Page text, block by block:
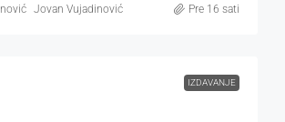
Jovan Vujadinović Pre 16 sati
IZDAVANJE